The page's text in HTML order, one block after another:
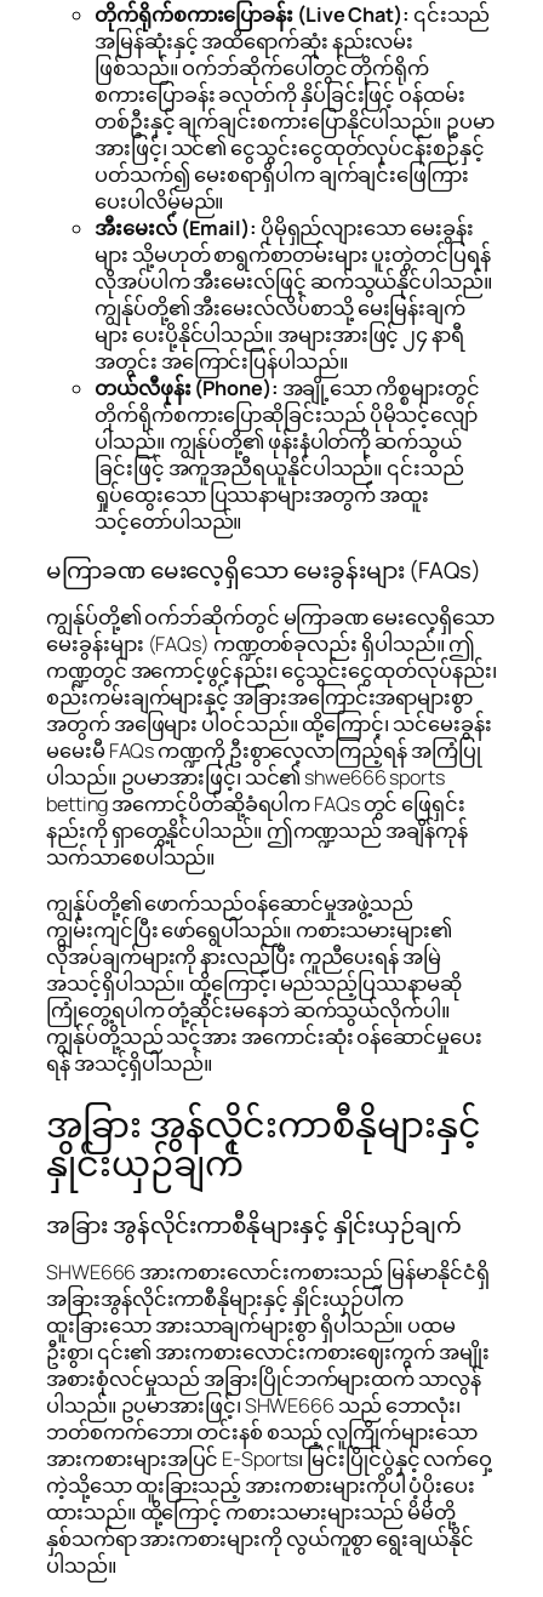
တိုက်ရိုက်စကားပြောခန်း (Live Chat): ၎င်းသည်
အမြန်ဆုံးနှင့် အထိရောက်ဆုံး နည်းလမ်း
ဖြစ်သည်။ ဝက်ဘ်ဆိုက်ပေါ်တွင် တိုက်ရိုက်
စကားပြောခန်း ခလုတ်ကို နှိပ်ခြင်းဖြင့် ဝန်ထမ်း
တစ်ဦးနှင့် ချက်ချင်းစကားပြောနိုင်ပါသည်။ ဥပမာ
အားဖြင့်၊ သင်၏ ငွေသွင်းငွေထုတ်လုပ်ငန်းစဉ်နှင့်
ပတ်သက်၍ မေးစရာရှိပါက ချက်ချင်းဖြေကြား
ပေးပါလိမ့်မည်။
အီးမေးလ် (Email): ပိုမိုရှည်လျားသော မေးခွန်း
များ သို့မဟုတ် စာရွက်စာတမ်းများ ပူးတွဲတင်ပြရန်
လိုအပ်ပါက အီးမေးလ်ဖြင့် ဆက်သွယ်နိုင်ပါသည်။
ကျွန်ုပ်တို့၏ အီးမေးလ်လိပ်စာသို့ မေးမြန်းချက်
များ ပေးပို့နိုင်ပါသည်။ အများအားဖြင့် ၂၄ နာရီ
အတွင်း အကြောင်းပြန်ပါသည်။
တယ်လီဖုန်း (Phone): အချို့သော ကိစ္စများတွင်
တိုက်ရိုက်စကားပြောဆိုခြင်းသည် ပိုမိုသင့်လျော်
ပါသည်။ ကျွန်ုပ်တို့၏ ဖုန်းနံပါတ်ကို ဆက်သွယ်
ခြင်းဖြင့် အကူအညီရယူနိုင်ပါသည်။ ၎င်းသည်
ရှုပ်ထွေးသော ပြဿနာများအတွက် အထူး
သင့်တော်ပါသည်။
မကြာခဏ မေးလေ့ရှိသော မေးခွန်းများ (FAQs)
ကျွန်ုပ်တို့၏ ဝက်ဘ်ဆိုက်တွင် မကြာခဏ မေးလေ့ရှိသော
မေးခွန်းများ (FAQs) ကဏ္ဍတစ်ခုလည်း ရှိပါသည်။ ဤ
ကဏ္ဍတွင် အကောင့်ဖွင့်နည်း၊ ငွေသွင်းငွေထုတ်လုပ်နည်း၊
စည်းကမ်းချက်များနှင့် အခြားအကြောင်းအရာများစွာ
အတွက် အဖြေများ ပါဝင်သည်။ ထို့ကြောင့်၊ သင်မေးခွန်း
မမေးမီ FAQs ကဏ္ဍကို ဦးစွာလေ့လာကြည့်ရန် အကြံပြု
ပါသည်။ ဥပမာအားဖြင့်၊ သင်၏ shwe666 sports
betting အကောင့်ပိတ်ဆို့ခံရပါက FAQs တွင် ဖြေရှင်း
နည်းကို ရှာတွေ့နိုင်ပါသည်။ ဤကဏ္ဍသည် အချိန်ကုန်
သက်သာစေပါသည်။
ကျွန်ုပ်တို့၏ ဖောက်သည်ဝန်ဆောင်မှုအဖွဲ့သည်
ကျွမ်းကျင်ပြီး ဖော်ရွေပါသည်။ ကစားသမားများ၏
လိုအပ်ချက်များကို နားလည်ပြီး ကူညီပေးရန် အမြဲ
အသင့်ရှိပါသည်။ ထို့ကြောင့်၊ မည်သည့်ပြဿနာမဆို
ကြုံတွေ့ရပါက တုံ့ဆိုင်းမနေဘဲ ဆက်သွယ်လိုက်ပါ။
ကျွန်ုပ်တို့သည် သင့်အား အကောင်းဆုံး ဝန်ဆောင်မှုပေး
ရန် အသင့်ရှိပါသည်။
အခြား အွန်လိုင်းကာစီနိုများနှင့်
နှိုင်းယှဉ်ချက်
အခြား အွန်လိုင်းကာစီနိုများနှင့် နှိုင်းယှဉ်ချက်
SHWE666 အားကစားလောင်းကစားသည် မြန်မာနိုင်ငံရှိ
အခြားအွန်လိုင်းကာစီနိုများနှင့် နှိုင်းယှဉ်ပါက
ထူးခြားသော အားသာချက်များစွာ ရှိပါသည်။ ပထမ
ဦးစွာ၊ ၎င်း၏ အားကစားလောင်းကစားဈေးကွက် အမျိုး
အစားစုံလင်မှုသည် အခြားပြိုင်ဘက်များထက် သာလွန်
ပါသည်။ ဥပမာအားဖြင့်၊ SHWE666 သည် ဘောလုံး၊
ဘတ်စကက်ဘော၊ တင်းနစ် စသည့် လူကြိုက်များသော
အားကစားများအပြင် E-Sports၊ မြင်းပြိုင်ပွဲနှင့် လက်ဝှေ့
ကဲ့သို့သော ထူးခြားသည့် အားကစားများကိုပါ ပံ့ပိုးပေး
ထားသည်။ ထို့ကြောင့် ကစားသမားများသည် မိမိတို့
နှစ်သက်ရာ အားကစားများကို လွယ်ကူစွာ ရွေးချယ်နိုင်
ပါသည်။